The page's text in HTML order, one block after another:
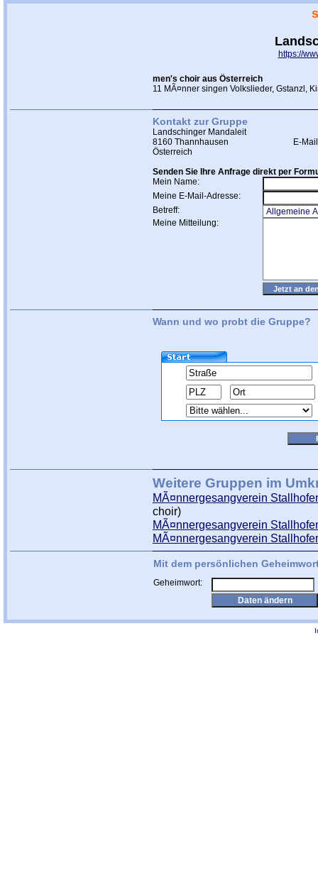
https://
men's choir aus Österreich
11 MÃ¤nner singen Volkslieder, Gstanzl,
Kontakt zur Gruppe
Landschinger Mandaleit
8160 Thannhausen
Österreich
E-
Senden Sie Ihre Anfrage direkt per
Mein Name:
Meine E-Mail-Adresse:
Betreff:
Meine Mitteilung:
Wann und wo probt die Gruppe?
Weitere Gruppen im
MÃ¤nnergesangverein
choir)
MÃ¤nnergesangverein
MÃ¤nnergesangverein
Mit dem persönlichen
Geheimwort: